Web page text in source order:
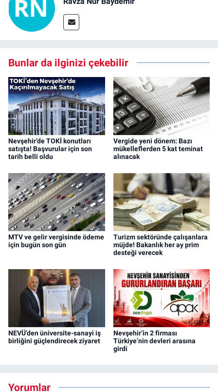
Bunlar da ilginizi çekebilir
Nevşehir’de TOKİ konutları
satışta! Başvurular için son
tarih belli oldu
Vergide yeni dönem: Bazı
mükelleflerden 5 kat teminat
alınacak
MTV ve gelir vergisinde ödeme
için bugün son gün
Turizm sektöründe çalışanlara
müjde! Bakanlık her ay prim
desteği verecek
NEVÜ’den üniversite-sanayi iş
birliğini güçlendirecek ziyaret
Nevşehir’in 2 firması
Türkiye’nin devleri arasına
girdi
Yorumlar